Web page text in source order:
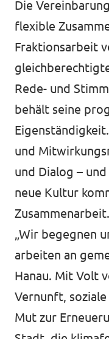
Die
flexible
Fraktionsarbeit
Rede- und
behält seine
und
und Dialog –
neue Kultur
Zusammenarbeit.
„Wir begegnen
arbeiten an
Hanau. Mit Volt
Vernunft,
Mut zur